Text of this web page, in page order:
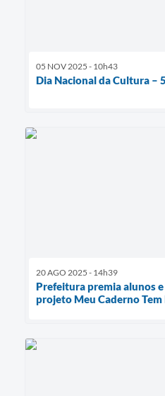
05 NOV 2025 - 10h43
Dia Nacional da Cultura –
20 AGO 2025 - 14h39
Prefeitura premia alunos
projeto Meu Caderno